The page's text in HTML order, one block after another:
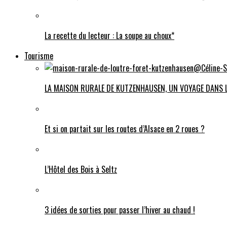
La recette du lecteur : La soupe au choux*
Tourisme
LA MAISON RURALE DE KUTZENHAUSEN, UN VOYAGE DANS
Et si on partait sur les routes d’Alsace en 2 roues ?
L’Hôtel des Bois à Seltz
3 idées de sorties pour passer l’hiver au chaud !